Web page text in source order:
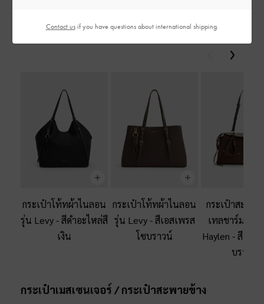
กระเป๋าโท้ทผ้าไนลอน
รุ่น Levy-สีดำอะไหล่สี
เงิน
กระเป๋าโท้ทผ้าไนลอน
รุ่น Levy-สีเอสเพรส
โซบราวน์
กระเป๋าสะพา
เทลชาร์มงาน
Haylen -สีเอส
บราวน์
Previous
กระเป๋าเมสเซนเจอร์ / กระเป๋าสะพายข้าง
Contact usif you have questions about international shipping.